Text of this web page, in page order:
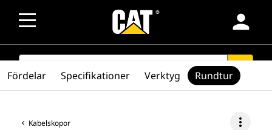
person
SEARCH search
Kabelskopor more_vert
Fördelar Specifikationer Verktyg Rundtur